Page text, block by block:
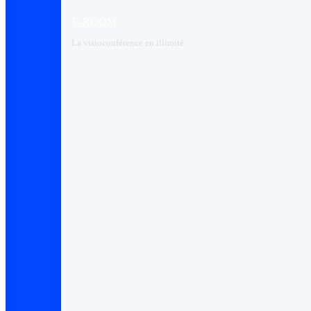
La visioconférence en illimité